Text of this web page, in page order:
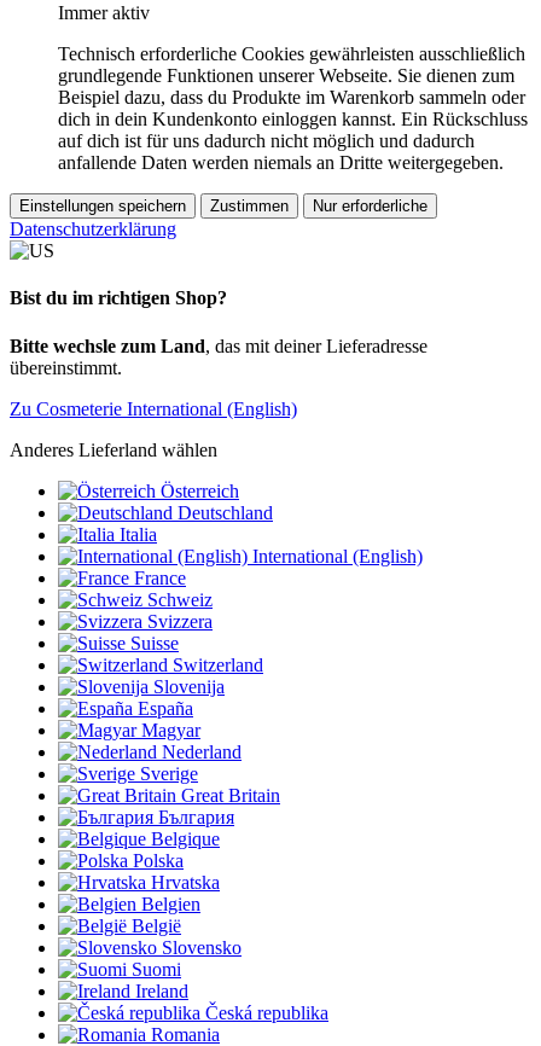
Immer aktiv
Technisch erforderliche Cookies gewährleisten ausschließlich
grundlegende Funktionen unserer Webseite. Sie dienen zum
Beispiel dazu, dass du Produkte im Warenkorb sammeln oder
dich in dein Kundenkonto einloggen kannst. Ein Rückschluss
auf dich ist für uns dadurch nicht möglich und dadurch
anfallende Daten werden niemals an Dritte weitergegeben.
Einstellungen speichern Zustimmen Nur erforderliche
Datenschutzerklärung
Bist du im richtigen Shop?
Bitte wechsle zum Land, das mit deiner Lieferadresse
übereinstimmt.
Zu Cosmeterie International (English)
Anderes Lieferland wählen
Österreich
Deutschland
Italia
International (English)
France
Schweiz
Svizzera
Suisse
Switzerland
Slovenija
España
Magyar
Nederland
Sverige
Great Britain
България
Belgique
Polska
Hrvatska
Belgien
België
Slovensko
Suomi
Ireland
Česká republika
Romania